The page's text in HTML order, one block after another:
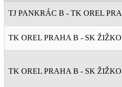
TJ PANKRÁC B - TK OREL
TK OREL PRAHA B - SK
TK OREL PRAHA B - SK